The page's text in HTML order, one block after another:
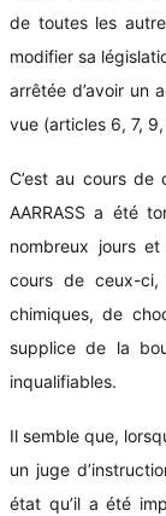
de toutes les
modifier sa
arrêtée d’avoir un
vue (articles 6, 7,
C’est au cours
AARRASS a été
nombreux jours
cours de ceux-ci,
chimiques, de
supplice de la
inqualifiables.
Il semble que,
un juge
état qu’il a été